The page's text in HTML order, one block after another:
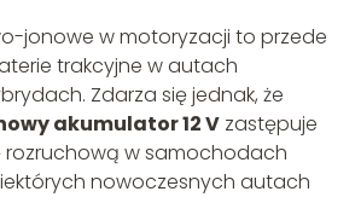
jonowe w motoryzacji to przede
trakcyjne w autach
Zdarza się jednak, że
akumulator 12 Vzastępuje
rozruchową w samochodach
nowoczesnych autach